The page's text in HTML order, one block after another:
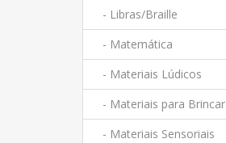
- Libras/Braille
- Matemática
- Materiais Lúdicos
- Materiais para Brincar
- Materiais Sensoriais